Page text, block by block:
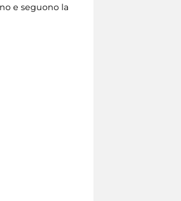
e seguono la